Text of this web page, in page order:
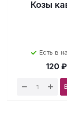
Козы
Есть в
120 ₽